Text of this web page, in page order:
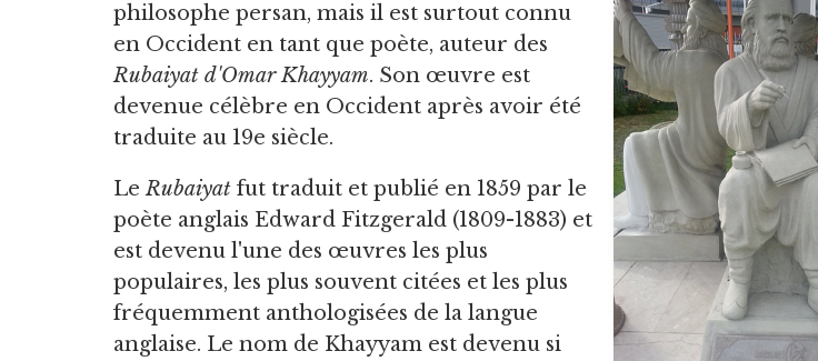
philosophe persan, mais il est surtout connu
en Occident en tant que poète, auteur des
Rubaiyat d'Omar Khayyam. Son œuvre est
devenue célèbre en Occident après avoir été
traduite au 19e siècle.
LeRubaiyat fut traduit et publié en 1859 par le
poète anglais Edward Fitzgerald (1809-1883) et
est devenu l'une des œuvres les plus
populaires, les plus souvent citées et les plus
fréquemment anthologisées de la langue
anglaise. Le nom de Khayyam est devenu si